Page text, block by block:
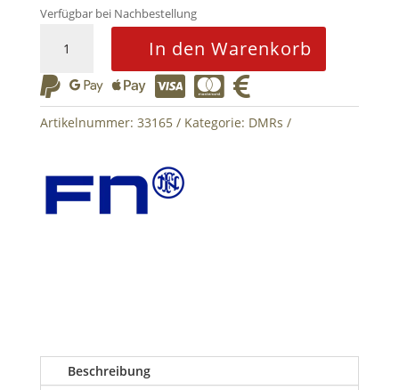
Verfügbar bei Nachbestellung
TPR
FN
Herstal
Menge
In den Warenkorb
     
Artikelnummer: 33165 Kategorie: DMRs
Beschreibung